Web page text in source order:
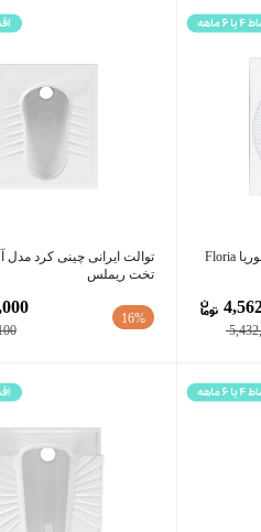
توالت ایرانی چینی کرد مدل فلوریا Floria
تخت ریملس
16%